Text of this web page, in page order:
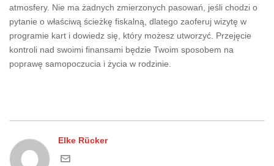
atmosfery. Nie ma żadnych zmierzonych pasowań, jeśli chodzi o
pytanie o właściwą ścieżkę fiskalną, dlatego zaoferuj wizytę w
programie kart i dowiedz się, który możesz utworzyć. Przejęcie
kontroli nad swoimi finansami będzie Twoim sposobem na
poprawę samopoczucia i życia w rodzinie.
Elke Rücker